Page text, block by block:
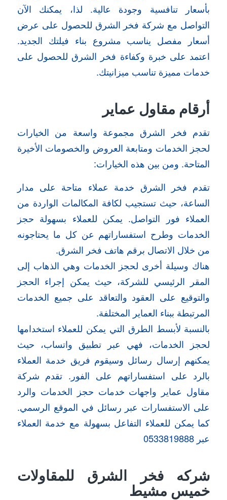
بأسعار تنافسية وجودة عالية. لذا، يمكنك الآن
التواصل مع شركة فخر الشرق للحصول على عرض
أسعار مفصل يناسب مشروع بناء فيلتك الجديد.
اعتمد على خبرة وكفاءة فخر الشرق للحصول على
خدمات مميزة تناسب ميزانيتك.
أرقام مقاول عماير
تقدم فخر الشرق مجموعة واسعة من الخيارات
لحجز الخدمات ومتابعة العروض والخصومات الأخيرة
المتاحة. ومن بين هذه الخيارات:
تقدم فخر الشرق خدمة عملاء متاحة على مدار
الساعة، حيث تستجيب لكافة المكالمات الواردة من
العملاء فور التواصل. يمكن للعملاء بسهولة حجز
الخدمات وطرح استفساراتهم عن كل ما يحتاجونه
من خلال الاتصال برقم هاتف فخر الشرق.
هناك وسيلة أخرى لحجز الخدمات وهي الذهاب إلى
المقر الرئيسي للشركة، حيث يمكن إجراء الحجز
والتوقيع على العقود والتعاقد على جميع الخدمات
المرتبطة ببناء العماير المختلفة.
بالنسبة لأبسط الطرق التي يمكن للعملاء استخدامها
لحجز الخدمات، فهي عبر تطبيق واتساب، حيث
يمكنهم إرسال رسائل وسيقوم فريق خدمة العملاء
بالرد على استفساراتهم على الفور. تقدم شركة
مقاول عماير واجهات خدمات حجز الخدمات والرد
على الاستفسارات عبر رسائل في الموقع الرسمي.
كما يمكن للعملاء التفاعل بسهولة مع خدمة العملاء
عبر 0533819888
شركه فخر الشرق للمقاولات
خميس مشيط